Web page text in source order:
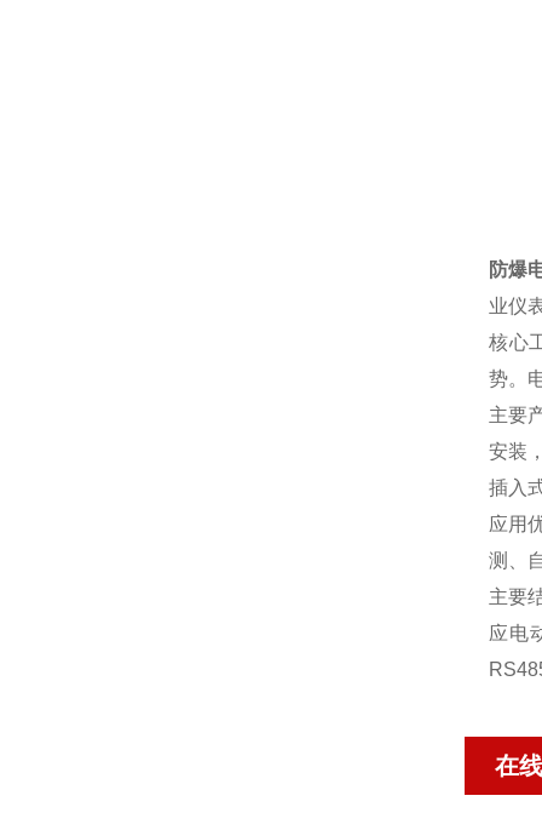
防爆
业仪
核心
势。
主要
安装
插入
应用
测、
主要
应电
在